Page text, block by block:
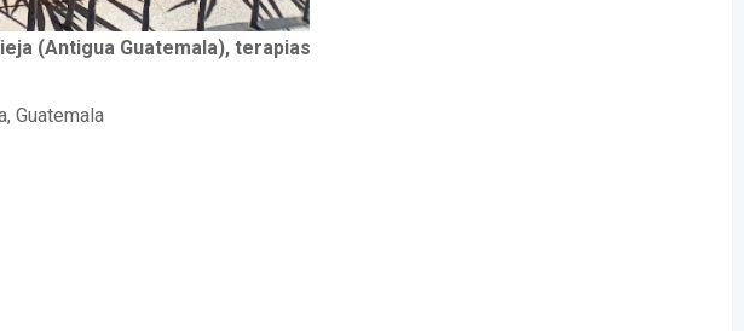
(Antigua Guatemala), terapias
Guatemala